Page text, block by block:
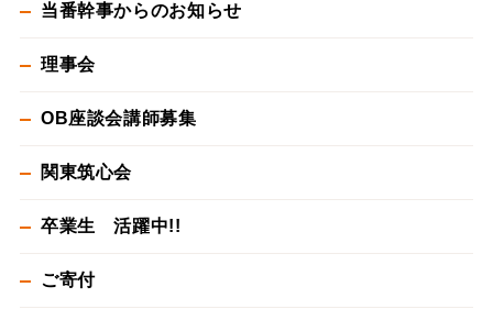
当番幹事からのお知らせ
理事会
OB座談会講師募集
関東筑心会
卒業生 活躍中!!
ご寄付